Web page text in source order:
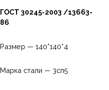
ГОСТ 30245-2003 /13663-
86
Размер — 140*140*4
Марка стали — 3сп5